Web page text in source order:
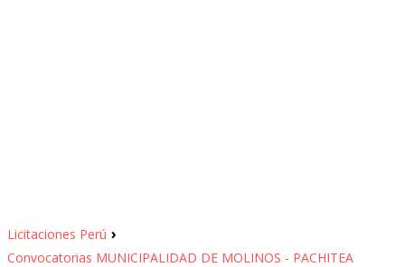
Licitaciones Perú ›
Convocatorias MUNICIPALIDAD DE MOLINOS - PACHITEA